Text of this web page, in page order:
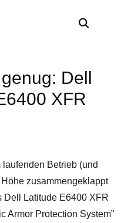
Dell
XFR
Betrieb (und
zusammengeklappt
Dell Latitude E6400 XFR
Armor Protection System”